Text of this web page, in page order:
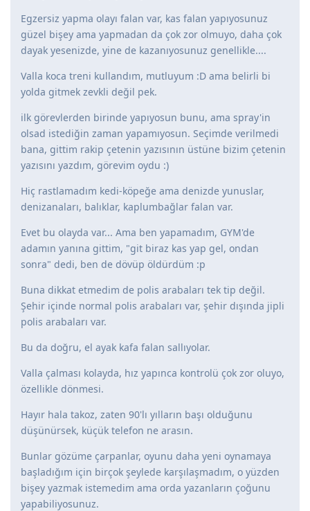
Egzersiz yapma olayı falan var, kas falan yapıyosunuz
güzel bişey ama yapmadan da çok zor olmuyo, daha çok
dayak yesenizde, yine de kazanıyosunuz genellikle....
Valla koca treni kullandım, mutluyum :D ama belirli bi
yolda gitmek zevkli değil pek.
ilk görevlerden birinde yapıyosun bunu, ama spray'in
olsad istediğin zaman yapamıyosun. Seçimde verilmedi
bana, gittim rakip çetenin yazısının üstüne bizim çetenin
yazısını yazdım, görevim oydu :)
Hiç rastlamadım kedi-köpeğe ama denizde yunuslar,
denizanaları, balıklar, kaplumbağlar falan var.
Evet bu olayda var... Ama ben yapamadım, GYM'de
adamın yanına gittim, "git biraz kas yap gel, ondan
sonra" dedi, ben de dövüp öldürdüm :p
Buna dikkat etmedim de polis arabaları tek tip değil.
Şehir içinde normal polis arabaları var, şehir dışında jipli
polis arabaları var.
Bu da doğru, el ayak kafa falan sallıyolar.
Valla çalması kolayda, hız yapınca kontrolü çok zor oluyo,
özellikle dönmesi.
Hayır hala takoz, zaten 90'lı yılların başı olduğunu
düşünürsek, küçük telefon ne arasın.
Bunlar gözüme çarpanlar, oyunu daha yeni oynamaya
başladığım için birçok şeylede karşılaşmadım, o yüzden
bişey yazmak istemedim ama orda yazanların çoğunu
yapabiliyosunuz.